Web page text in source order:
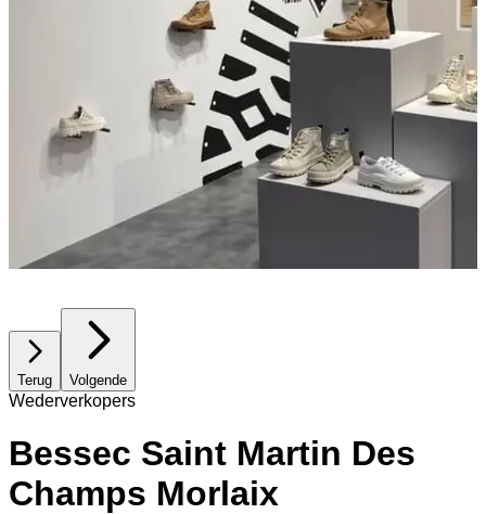
Terug Volgende
Wederverkopers
Bessec Saint Martin Des
Champs Morlaix